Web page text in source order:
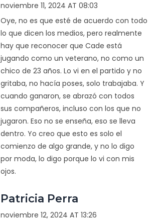
noviembre 11, 2024 AT 08:03
Oye, no es que esté de acuerdo con todo
lo que dicen los medios, pero realmente
hay que reconocer que Cade está
jugando como un veterano, no como un
chico de 23 años. Lo vi en el partido y no
gritaba, no hacía poses, solo trabajaba. Y
cuando ganaron, se abrazó con todos
sus compañeros, incluso con los que no
jugaron. Eso no se enseña, eso se lleva
dentro. Yo creo que esto es solo el
comienzo de algo grande, y no lo digo
por moda, lo digo porque lo vi con mis
ojos.
Patricia Perra
noviembre 12, 2024 AT 13:26